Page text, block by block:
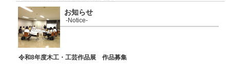
お知らせ
-Notice-
令和8年度木工・工芸作品展 作品募集